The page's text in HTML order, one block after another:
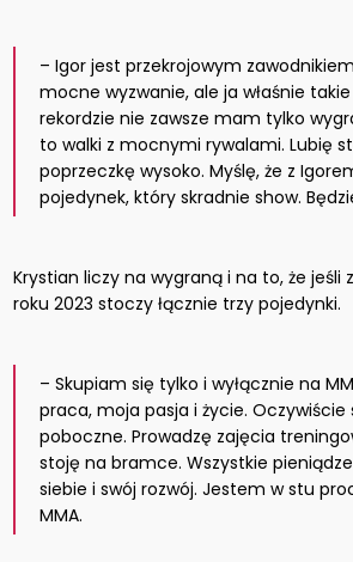
– Igor jest przekrojowym
mocne wyzwanie, ale ja właśnie
rekordzie nie zawsze mam tylko
to walki z mocnymi rywalami. Lubię
poprzeczkę wysoko. Myślę, że z
pojedynek, który skradnie show.
Krystian liczy na wygraną i na to, że jeśli
roku 2023 stoczy łącznie trzy pojedynki.
– Skupiam się tylko i wyłącznie na
praca, moja pasja i życie.
poboczne. Prowadzę zajęcia
stoję na bramce. Wszystkie
siebie i swój rozwój. Jestem w stu
MMA.